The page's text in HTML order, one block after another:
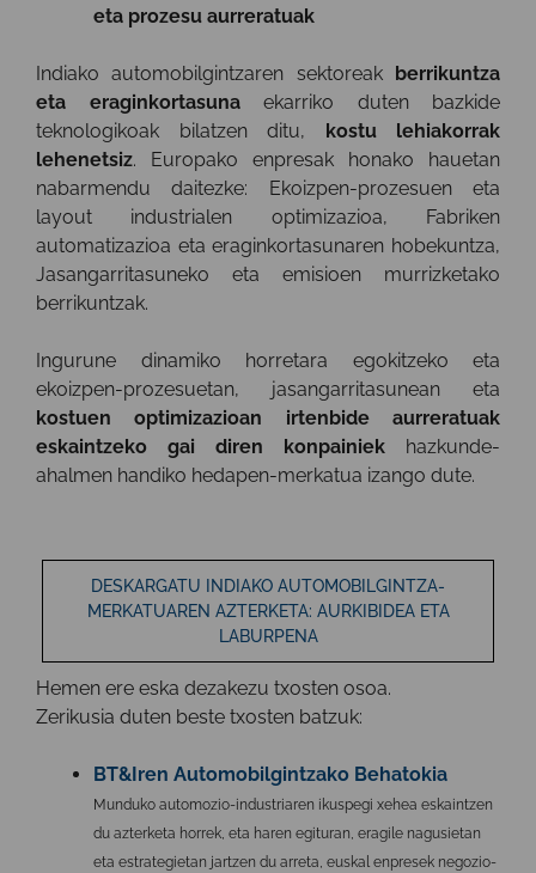
eta prozesu aurreratuak
Indiako automobilgintzaren sektoreak berrikuntza
eta eraginkortasunaekarriko duten bazkide
teknologikoak bilatzen ditu, kostu lehiakorrak
lehenetsiz. Europako enpresak honako hauetan
nabarmendu daitezke: Ekoizpen-prozesuen eta
layout industrialen optimizazioa, Fabriken
automatizazioa eta eraginkortasunaren hobekuntza,
Jasangarritasuneko eta emisioen murrizketako
berrikuntzak.
Ingurune dinamiko horretara egokitzeko eta
ekoizpen-prozesuetan, jasangarritasunean eta
kostuen optimizazioan irtenbide aurreratuak
eskaintzeko gai diren konpainiek hazkunde-
ahalmen handiko hedapen-merkatua izango dute.
DESKARGATU INDIAKO AUTOMOBILGINTZA-
MERKATUAREN AZTERKETA: AURKIBIDEA ETA
LABURPENA
Hemen ere eska dezakezu txosten osoa.
Zerikusia duten beste txosten batzuk:
BT&Iren Automobilgintzako Behatokia
Munduko automozio-industriaren ikuspegi xehea eskaintzen
du azterketa horrek, eta haren egituran, eragile nagusietan
eta estrategietan jartzen du arreta, euskal enpresek negozio-